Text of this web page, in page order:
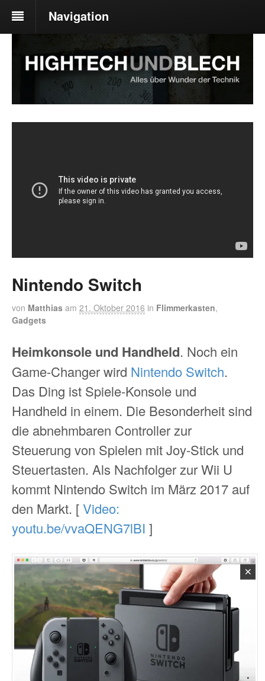
Navigation
Nintendo Switch
von Matthias am 21. Oktober 2016 in Flimmerkasten,
Gadgets
Heimkonsole und Handheld. Noch ein
Game-Changer wird Nintendo Switch.
Das Ding ist Spiele-Konsole und
Handheld in einem. Die Besonderheit sind
die abnehmbaren Controller zur
Steuerung von Spielen mit Joy-Stick und
Steuertasten. Als Nachfolger zur Wii U
kommt Nintendo Switch im März 2017 auf
den Markt. [Video:
youtu.be/vvaQENG7lBI ]